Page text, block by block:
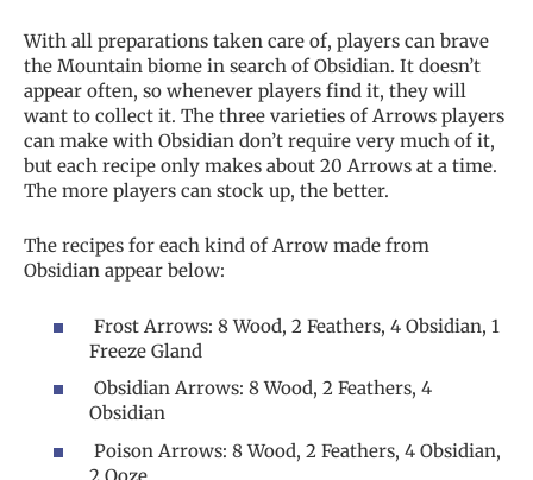
With all preparations taken care of, players can brave
the Mountain biome in search of Obsidian. It doesn’t
appear often, so whenever players find it, they will
want to collect it. The three varieties of Arrows players
can make with Obsidian don’t require very much of it,
but each recipe only makes about 20 Arrows at a time.
The more players can stock up, the better.
The recipes for each kind of Arrow made from
Obsidian appear below:
Frost Arrows: 8 Wood, 2 Feathers, 4 Obsidian, 1
Freeze Gland
Obsidian Arrows: 8 Wood, 2 Feathers, 4
Obsidian
Poison Arrows: 8 Wood, 2 Feathers, 4 Obsidian,
2 Ooze